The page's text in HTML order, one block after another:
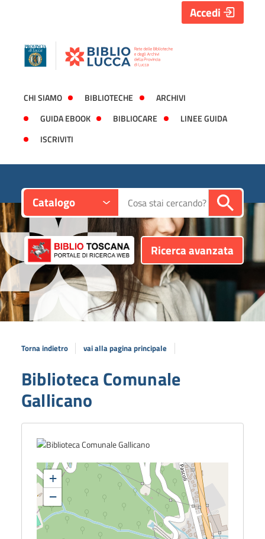
CHI SIAMO BIBLIOTECHE
ARCHIVI
GUIDA EBOOK
BIBLIOCARE
LINEE GUIDA
ISCRIVITI
Accedi
Catalogo Cerca su "Catalogo"
Ricerca avanzata
Torna indietro vai alla pagina principale
Biblioteca Comunale
Gallicano
+
−